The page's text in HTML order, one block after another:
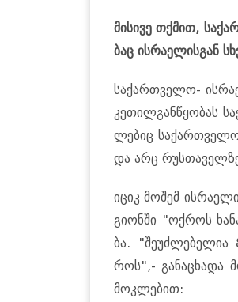
მი­სი­ვე თქმით,
ბაც ის­რა­ე­ლის­გან
სა­ქარ­თვე­ლო-
კე­თილ­გან­წყო­ბას
ლე­ბიც
და არც რუს­თა­ველ­ზე
იციკ მო­შემ
გი­ონ­ში "ოქ­როს
ბა.
როს",- გა­ნა­ცხა­და
მოკ­ლე­ბით: